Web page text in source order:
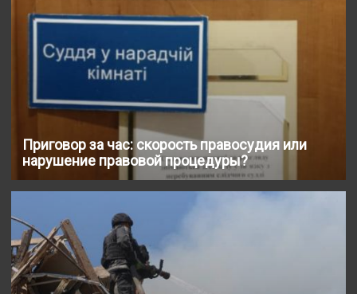
Приговор за час: скорость правосудия или
нарушение правовой процедуры?